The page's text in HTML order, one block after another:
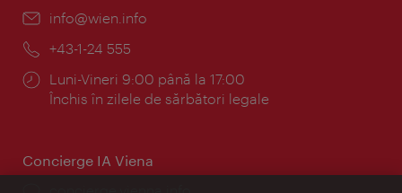
E-
info@wien.info
Telefon:
+43-1-24 555
Program:
Luni-Vineri 9:00 până la 17:00
Închis în zilele de sărbători legale
Concierge IA Viena